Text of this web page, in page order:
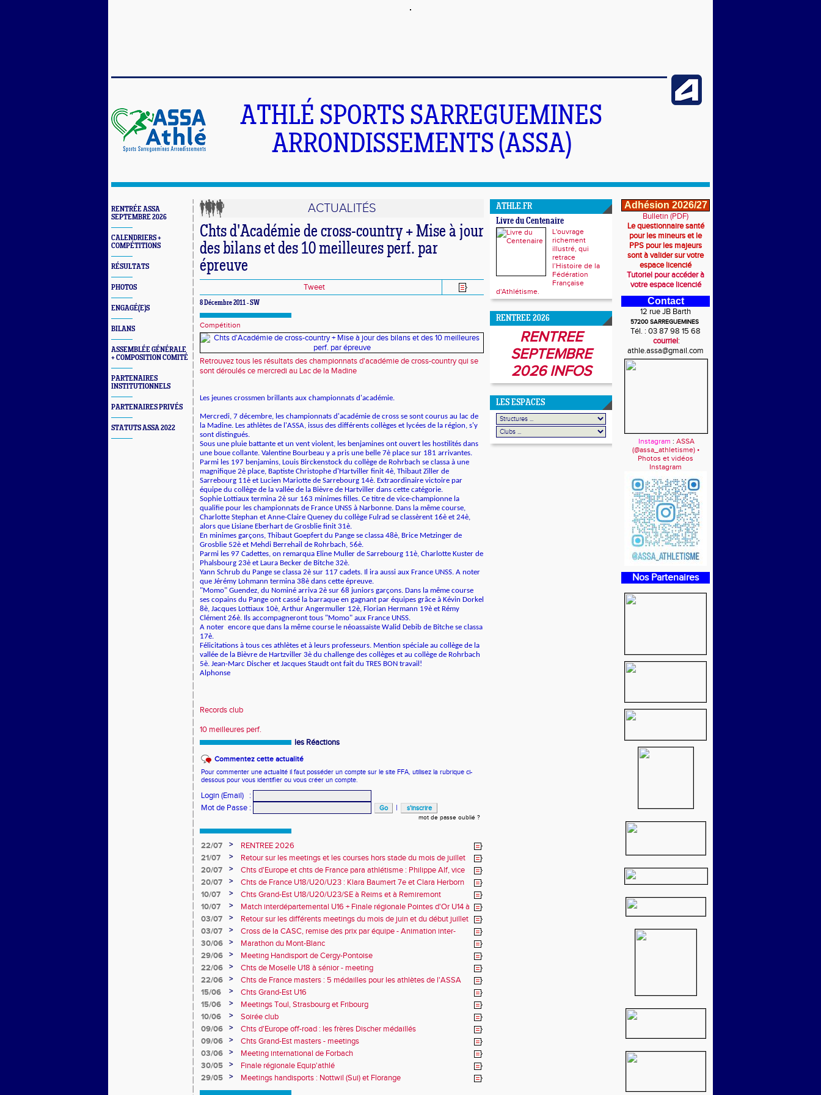
ATHLÉ SPORTS SARREGUEMINES
ARRONDISSEMENTS (ASSA)
RENTRÉE ASSA
SEPTEMBRE 2026
CALENDRIERS +
COMPÉTITIONS
RÉSULTATS
PHOTOS
ENGAGÉ(E)S
BILANS
ASSEMBLÉE GÉNÉRALE
+ COMPOSITION COMITÉ
PARTENAIRES
INSTITUTIONNELS
PARTENAIRES PRIVÉS
STATUTS ASSA 2022
ACTUALITÉS
Chts d'Académie de cross-country + Mise à jour
des bilans et des 10 meilleures perf. par
épreuve
Tweet
8 Décembre 2011 - SW
Compétition
Retrouvez tous les résultats des championnats d'académie de cross-country qui se
sont déroulés ce mercredi au Lac de la Madine
Les jeunes crossmen brillants aux championnats d'académie.
Mercredi, 7 décembre, les championnats d'académie de cross se sont courus au lac de
la Madine. Les athlètes de l'ASSA, issus des différents collèges et lycées de la région, s'y
sont distingués.
Sous une pluie battante et un vent violent, les benjamines ont ouvert les hostilités dans
une boue collante. Valentine Bourbeau y a pris une belle 7è place sur 181 arrivantes.
Parmi les 197 benjamins, Louis Birckenstock du collège de Rohrbach se classa à une
magnifique 2è place, Baptiste Christophe d'Hartviller finit 4è, Thibaut Ziller de
Sarrebourg 11è et Lucien Mariotte de Sarrebourg 14è. Extraordinaire victoire par
équipe du collège de la vallée de la Bièvre de Hartviller dans cette catégorie.
Sophie Lottiaux termina 2è sur 163 minimes filles. Ce titre de vice-championne la
qualifie pour les championnats de France UNSS à Narbonne. Dans la même course,
Charlotte Stephan et Anne-Claire Queney du collège Fulrad se classèrent 16è et 24è,
alors que Lisiane Eberhart de Grosblie finit 31è.
En minimes garçons, Thibaut Goepfert du Pange se classa 48è, Brice Metzinger de
Grosblie 52è et Mehdi Berrehail de Rohrbach, 56è.
Parmi les 97 Cadettes, on remarqua Eline Muller de Sarrebourg 11è, Charlotte Kuster de
Phalsbourg 23è et Laura Becker de Bitche 32è.
Yann Schrub du Pange se classa 2è sur 117 cadets. Il ira aussi aux France UNSS. A noter
que Jérémy Lohmann termina 38è dans cette épreuve.
"Momo" Guendez, du Nominé arriva 2è sur 68 juniors garçons. Dans la même course
ses copains du Pange ont cassé la barraque en gagnant par équipes grâce à Kévin Dorkel
8è, Jacques Lottiaux 10è, Arthur Angermuller 12è, Florian Hermann 19è et Rémy
Clément 26è. Ils accompagneront tous "Momo" aux France UNSS.
A noter encore que dans la même course le néoassaïste Walid Debib de Bitche se classa
17è.
Félicitations à tous ces athlètes et à leurs professeurs. Mention spéciale au collège de la
vallée de la Bièvre de Hartzviller 3è du challenge des collèges et au collège de Rohrbach
5è. Jean-Marc Discher et Jacques Staudt ont fait du TRES BON travail!
Alphonse
Records club
10 meilleures perf.
les Réactions
Commentez cette actualité
Pour commenter une actualité il faut posséder un compte sur le site FFA, utilisez la rubrique ci-
dessous pour vous identifier ou vous créer un compte.
Login (Email)
:
Mot de Passe : |
mot de passe oublié ?
22/07 >
RENTREE 2026
21/07
>
Retour sur les meetings et les courses hors stade du mois de juillet
20/07
>
Chts d'Europe et chts de France para athlétisme : Philippe Alf, vice
champion d'Europe et multiples médaillés aux France
20/07 >
Chts de France U18/U20/U23 : Klara Baumert 7e et Clara Herborn
10e
10/07 >
Chts Grand-Est U18/U20/U23/SE à Reims et à Remiremont
10/07
>
Match interdépartemental U16 + Finale régionale Pointes d'Or U14 à
Obernai
03/07 >
Retour sur les différents meetings du mois de juin et du début juillet
03/07
>
Cross de la CASC, remise des prix par équipe - Animation inter-
collèges
30/06 >
Marathon du Mont-Blanc
29/06
>
Meeting Handisport de Cergy-Pontoise
22/06
>
Chts de Moselle U18 à sénior - meeting
22/06
>
Chts de France masters : 5 médailles pour les athlètes de l'ASSA
15/06
>
Chts Grand-Est U16
15/06
>
Meetings Toul, Strasbourg et Fribourg
10/06
>
Soirée club
09/06
>
Chts d'Europe off-road : les frères Discher médaillés
09/06
>
Chts Grand-Est masters - meetings
03/06
>
Meeting international de Forbach
30/05
>
Finale régionale Equip'athlé
29/05
> Meetings handisports : Nottwil (Sui) et Florange
ATHLE.FR
Livre du Centenaire
L'ouvrage
richement
illustré, qui
retrace
l’Histoire de la
Fédération
Française
d'Athlétisme.
RENTREE 2026
RENTREE
SEPTEMBRE
2026 INFOS
LES ESPACES
Adhésion 2026/27
Bulletin (PDF)
Le questionnaire santé
pour les mineurs et le
PPS pour les majeurs
sont à valider sur votre
espace licencié
Tutoriel pour accéder à
votre espace licencié
Contact
12 rue JB Barth
57200 SARREGUEMINES
Tél. : 03 87 98 15 68
courriel:
athle.assa@gmail.com
Instagram : ASSA
(@assa_athletisme) •
Photos et vidéos
Instagram
Nos Partenaires